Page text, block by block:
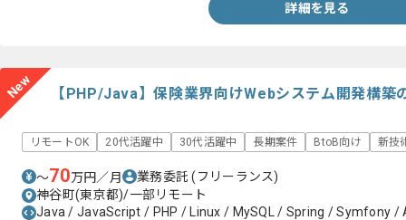
詳細を見る
New 【PHP/Java】保険業界向けWebシステム開発構築
リモートOK 20代活躍中 30代活躍中 長期案件 BtoB向け 新技
〜70万円／月 業務委託(フリーランス)
神谷町(東京都)/一部リモート
Java / JavaScript / PHP / Linux / MySQL / Spring / Symfony /